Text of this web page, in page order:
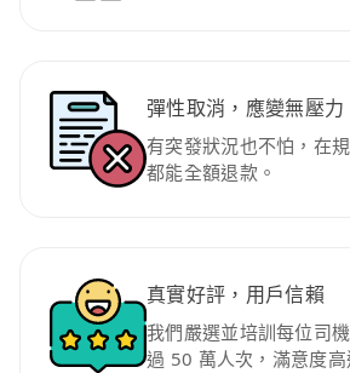
彈性取消，應變無壓力
有突發狀況也不怕，在
都能全額退款。
真實好評，用戶信賴
我們嚴選並培訓每位司
過 50 萬人次，滿意度高